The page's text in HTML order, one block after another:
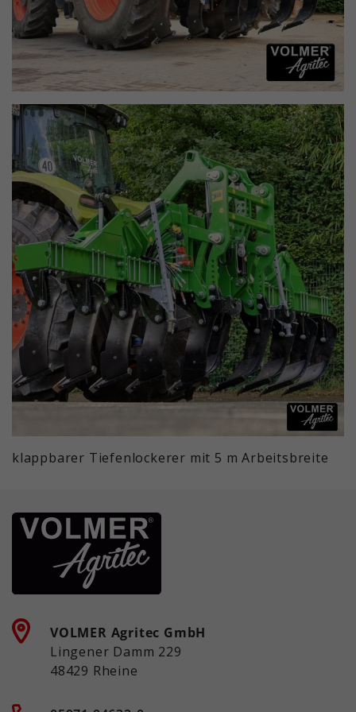
klappbarer Tiefenlockerer mit 5 m Arbeitsbreite
VOLMER Agritec GmbH
Lingener Damm 229
48429 Rheine
Zweck
Einstellungen. Unter anderem eine
zufällig generierte ID, für die
historische Speicherung Ihrer
vorgenommen Einstellungen, falls
der Webseiten-Betreiber dies
eingestellt hat.
Zweck
und die Nutzung der Website für den
Analysebericht der Website zu
verfolgen. Die Cookies speichern
Informationen anonym und weisen
eine randoly generierte Nummer zu,
um eindeutige Besucher zu
identifizieren.
Name _ga_xxxxxxxxxx
Anbieter Google LLC
Laufzeit 2 Jahre
Zweck
Wird verwendet, um den
Sitzungsstatus zu erhalten.